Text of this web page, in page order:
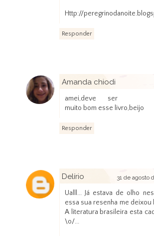
Http://
Responder
Amanda chiodi
amei,deve ser
muito bom esse livro,beijo
Responder
Delírio 31 de agosto
Ualll... Já estava de olho
essa sua resenha me deixou
A literatura brasileira esta
\o/...